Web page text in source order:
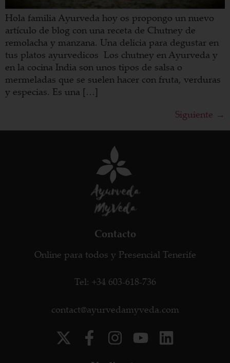
Hola familia Ayurveda hoy os propongo un nuevo
artículo de blog con una receta de Chutney de
remolacha y manzana. Una delicia para degustar en
tus platos ayurvedicos Los chutney en Ayurveda y
en la cocina India son unos tipos de salsa o
mermeladas que se suelen hacer con fruta, verduras
y especias. Es una […]
Siguiente →
Contacto
Online para todos y Presencial Tenerife
Tel: +34 603-618-736
contact@ayurvedamyveda.com